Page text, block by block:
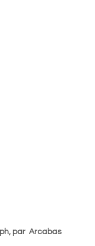
Le songe de Joseph, par  Arcabas